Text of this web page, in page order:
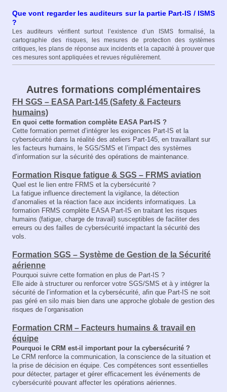
Que vont regarder les auditeurs sur la partie Part‑IS / ISMS
?
Les auditeurs vérifient surtout l’existence d’un ISMS formalisé, la
cartographie des risques, les mesures de protection des systèmes
critiques, les plans de réponse aux incidents et la capacité à prouver que
ces mesures sont appliquées et revues régulièrement.
Autres formations complémentaires
FH SGS – EASA Part‑145 (Safety & Facteurs
humains)
En quoi cette formation complète EASA Part‑IS ?
Cette formation permet d’intégrer les exigences Part‑IS et la
cybersécurité dans la réalité des ateliers Part‑145, en travaillant sur
les facteurs humains, le SGS/SMS et l’impact des systèmes
d’information sur la sécurité des opérations de maintenance.
Formation Risque fatigue & SGS – FRMS aviation
Quel est le lien entre FRMS et la cybersécurité ?
La fatigue influence directement la vigilance, la détection
d’anomalies et la réaction face aux incidents informatiques. La
formation FRMS complète EASA Part‑IS en traitant les risques
humains (fatigue, charge de travail) susceptibles de faciliter des
erreurs ou des failles de cybersécurité impactant la sécurité des
vols.
Formation SGS – Système de Gestion de la Sécurité
aérienne
Pourquoi suivre cette formation en plus de Part‑IS ?
Elle aide à structurer ou renforcer votre SGS/SMS et à y intégrer la
sécurité de l’information et la cybersécurité, afin que Part‑IS ne soit
pas géré en silo mais bien dans une approche globale de gestion des
risques de l’organisation
Formation CRM – Facteurs humains & travail en
équipe
Pourquoi le CRM est‑il important pour la cybersécurité ?
Le CRM renforce la communication, la conscience de la situation et
la prise de décision en équipe. Ces compétences sont essentielles
pour détecter, partager et gérer efficacement les événements de
cybersécurité pouvant affecter les opérations aériennes.